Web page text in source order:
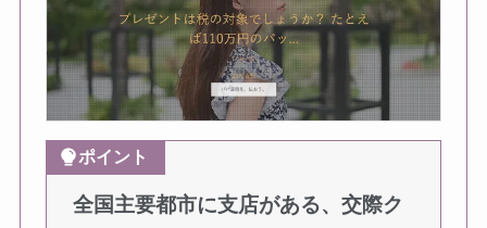
ポイント
全国主要都市に支店がある、交際ク